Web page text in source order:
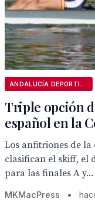
Triple opción
español en la
Los anfitriones de
clasifican el skiff, el
para las finales A y...
MKMacPress •